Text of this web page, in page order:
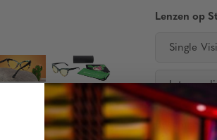
Lenzen op
Single